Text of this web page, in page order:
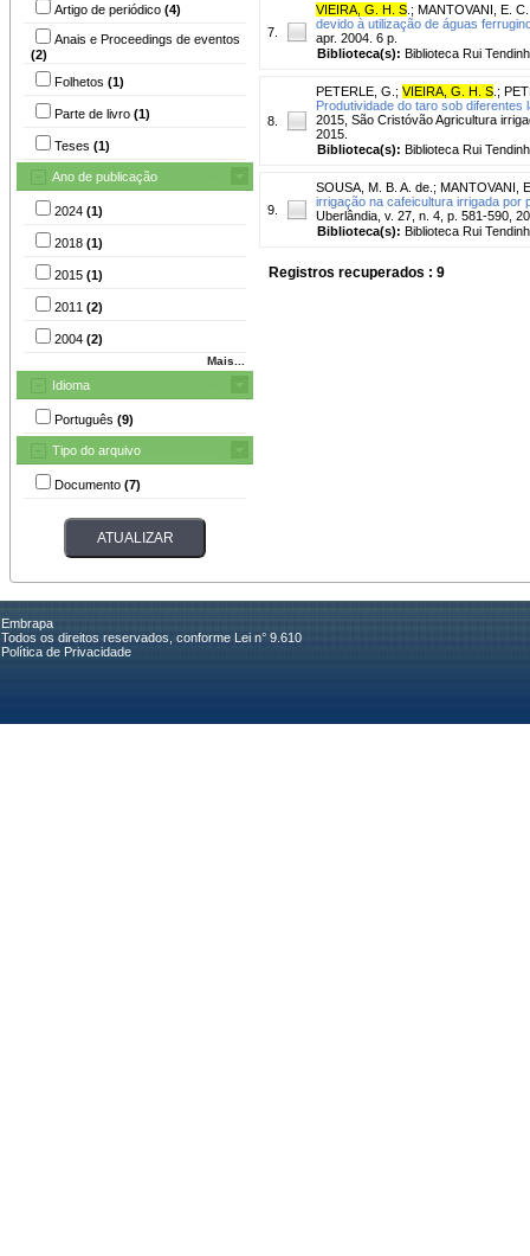
Artigo de periódico (4)
Anais e Proceedings de eventos
(2)
Folhetos (1)
Parte de livro (1)
Teses (1)
Ano de publicação
2024 (1)
2018 (1)
2015 (1)
2011 (2)
2004 (2)
Mais...
Idioma
Português (9)
Tipo do arquivo
Documento (7)
7.
VIEIRA, G. H. S ; MANTOVANI, E. C.
devido à utilização de águas
apr. 2004. 6 p.
Biblioteca(s): Biblioteca Rui
8.
PETERLE, G. ; VIEIRA, G. H. S ;
Produtividade do taro sob diferentes
2015, São Cristóvão Agricultura
2015.
Biblioteca(s): Biblioteca Rui
9.
SOUSA, M. B. A. de. ; MANTOVANI,
irrigação na cafeicultura irrigada por
Uberlândia, v. 27, n. 4, p. 581-590,
Biblioteca(s): Biblioteca Rui
Registros recuperados : 9
Embrapa
Todos os direitos reservados, conforme Lei n° 9.610
Política de Privacidade